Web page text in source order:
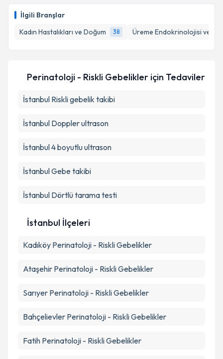
İlgili Branşlar
Kadın Hastalıkları ve Doğum
38 Üreme Endokrinolojisi ve
E-posta Adresiniz
Metni 'ni okudum ve kişisel verilerimin belirtilen
kapsamda işlenmesini kabul ediyorum.
Perinatoloji - Riskli Gebelikler için Tedaviler
İstanbul Riskli gebelik takibi
İstanbul Doppler ultrason
İstanbul 4 boyutlu ultrason
İstanbul Gebe takibi
İstanbul Dörtlü tarama testi
İstanbul İlçeleri
Kadıköy Perinatoloji - Riskli Gebelikler
Ataşehir Perinatoloji - Riskli Gebelikler
Sarıyer Perinatoloji - Riskli Gebelikler
Bahçelievler Perinatoloji - Riskli Gebelikler
Fatih Perinatoloji - Riskli Gebelikler